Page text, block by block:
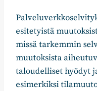
esitetyistä
missä tarkemmin
muutoksista
taloudelliset hyödyt
esimerkiksi